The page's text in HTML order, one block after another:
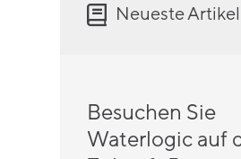
Neueste Artikel
Besuchen Sie
Waterlogic auf